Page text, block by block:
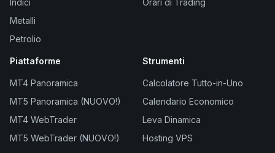
Indici
Metalli
Petrolio
Orari di Trading
Piattaforme
MT4 Panoramica
MT5 Panoramica (NUOVO!)
MT4 WebTrader
MT5 WebTrader (NUOVO!)
Strumenti
Calcolatore Tutto-in-Uno
Calendario Economico
Leva Dinamica
Hosting VPS